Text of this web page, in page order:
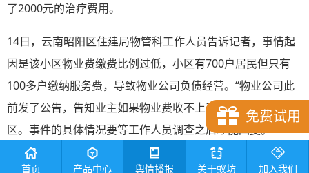
了2000元的治疗费用。
14日，云南昭阳区住建局物管科工作人员告诉记者，事情起
因是该小区物业费缴费比例过低，小区有700户居民但只有
100多户缴纳服务费，导致物业公司负债经营。“物业公司此
前发了公告，告知业主如果物业费收不上来就要退出该小
区。事件的具体情况要等工作人员调查之后才能回复。”
二、舆情
免费试用
首页 产品中心 舆情播报 关于蚁坊 加入我们